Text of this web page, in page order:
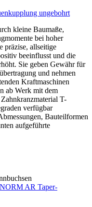
ungebohrt
kleine Baumaße,
bei hoher
präzise, allseitige
beeinflusst und die
Sie geben Gewähr für
und nehmen
Kraftmaschinen
ab Werk mit dem
T-
verfügbar
Bauteilformen
aufgeführte
AR Taper-